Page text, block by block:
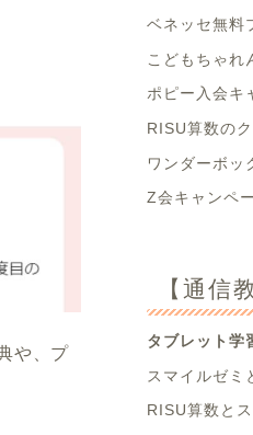
や、プ
ベネッセ無料
こどもちゃれ
ポピー入会キ
RISU算数の
ワンダーボッ
Z会キャンペ
【通信
タブレット学
スマイルゼミ
RISU算数と